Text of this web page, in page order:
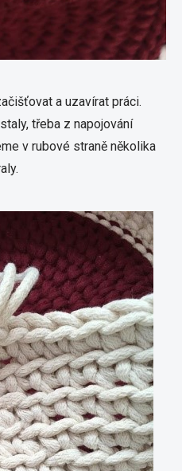
a uzavírat práci.
třeba z napojování
v rubové straně několika